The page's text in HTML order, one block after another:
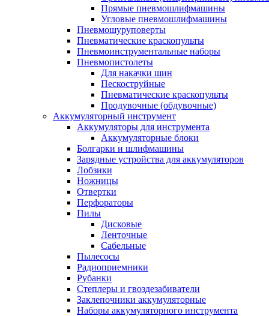
Прямые пневмошлифмашины
Угловые пневмошлифмашины
Пневмошуруповерты
Пневматические краскопульты
Пневмоинструментальные наборы
Пневмопистолеты
Для накачки шин
Пескоструйные
Пневматические краскопульты
Продувочные (обдувочные)
Аккумуляторный инструмент
Аккумуляторы для инструмента
Аккумуляторные блоки
Болгарки и шлифмашины
Зарядные устройства для аккумуляторов
Лобзики
Ножницы
Отвертки
Перфораторы
Пилы
Дисковые
Ленточные
Сабельные
Пылесосы
Радиоприемники
Рубанки
Степлеры и гвоздезабиватели
Заклепочники аккумуляторные
Наборы аккумуляторного инструмента